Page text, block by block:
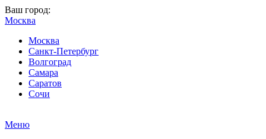
Ваш город:
Москва
Москва
Санкт-Петербург
Волгоград
Самара
Саратов
Сочи
Меню